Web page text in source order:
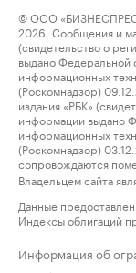
© ООО
2026. Сообщения и
(свидетельство о
выдано Федеральной
информационных
(Роскомнадзор)
издания «РБК»
информации выдано
информационных
(Роскомнадзор)
сопровождаются
Владельцем сайта
Данные
Индексы облигаций
Информация об